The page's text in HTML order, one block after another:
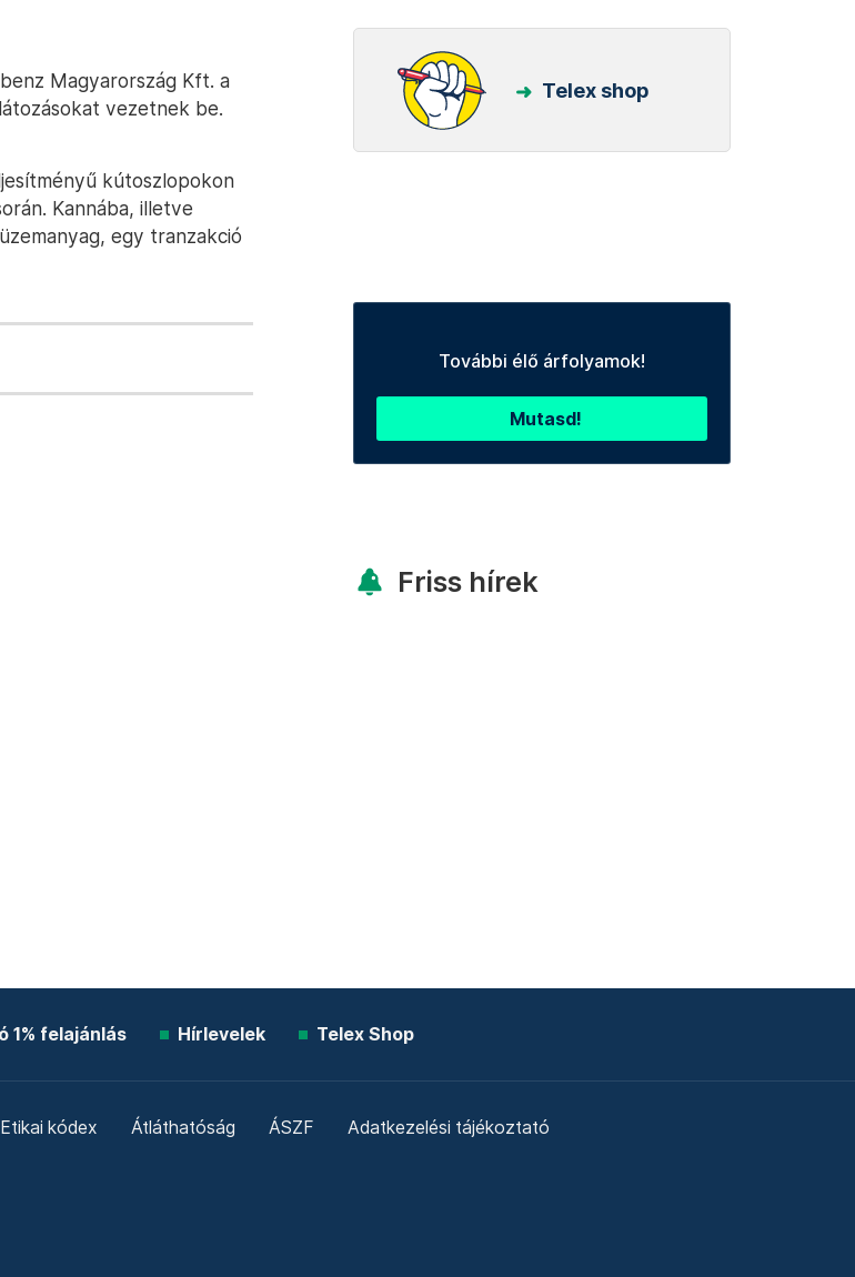
Magyarország Kft. a
vezetnek be.
kútoszlopokon
Kannába, illetve
egy tranzakció
Telex shop
További élő árfolyamok!
Mutasd!
Friss hírek
1% felajánlás Hírlevelek Telex Shop
Etikai kódex Átláthatóság ÁSZF Adatkezelési tájékoztató